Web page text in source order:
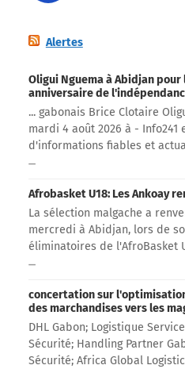
Alertes
Oligui Nguema à Abidjan
anniversaire de
... gabonais Brice Clotaire
mardi 4 août 2026 à - Info241
d'informations fiables et
Afrobasket U18: Les Ankoay
La sélection malgache a
mercredi à Abidjan, lors de
éliminatoires de l'AfroBasket
concertation sur
des marchandises vers les
DHL Gabon; Logistique
Sécurité; Handling Partner
Sécurité; Africa Global